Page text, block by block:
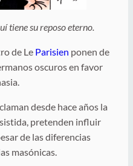
tiene su reposo eterno.
de Le Parisien ponen de
oscuros en favor
desde hace años la
pretenden influir
de las diferencias
masónicas.